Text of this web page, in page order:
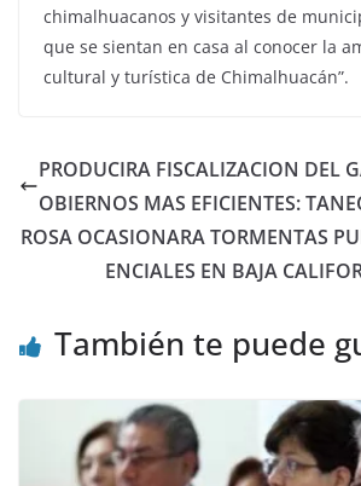
chimalhuacanos y visitantes de
que se sientan en casa al conocer la
cultural y turística de Chimalhuacán”.
PRODUCIRA FISCALIZACION DEL
OBIERNOS MAS EFICIENTES:
ROSA OCASIONARA TORMENTAS
ENCIALES EN BAJA
También te puede